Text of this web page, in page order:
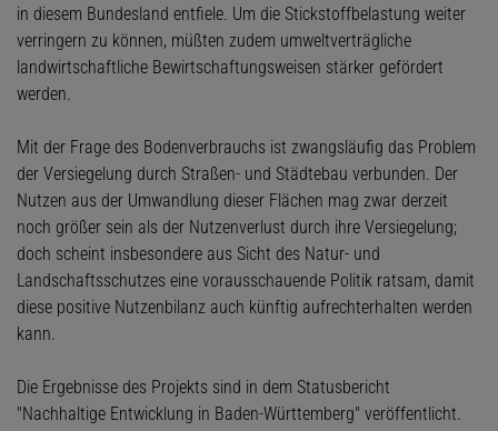
in diesem Bundesland entfiele. Um die Stickstoffbelastung weiter
verringern zu können, müßten zudem umweltverträgliche
landwirtschaftliche Bewirtschaftungsweisen stärker gefördert
werden.
Mit der Frage des Bodenverbrauchs ist zwangsläufig das Problem
der Versiegelung durch Straßen- und Städtebau verbunden. Der
Nutzen aus der Umwandlung dieser Flächen mag zwar derzeit
noch größer sein als der Nutzenverlust durch ihre Versiegelung;
doch scheint insbesondere aus Sicht des Natur- und
Landschaftsschutzes eine vorausschauende Politik ratsam, damit
diese positive Nutzenbilanz auch künftig aufrechterhalten werden
kann.
Die Ergebnisse des Projekts sind in dem Statusbericht
"Nachhaltige Entwicklung in Baden-Württemberg" veröffentlicht.